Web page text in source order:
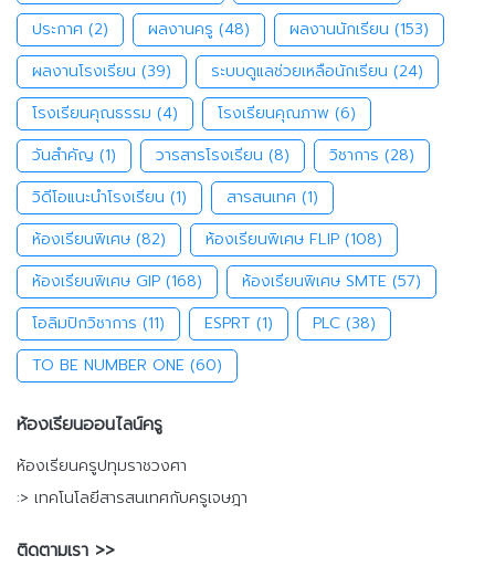
ประกาศ (2) ผลงานครู (48) ผลงานนักเรียน (153)
ผลงานโรงเรียน (39) ระบบดูแลช่วยเหลือนักเรียน (24)
โรงเรียนคุณธรรม (4) โรงเรียนคุณภาพ (6)
วันสำคัญ (1) วารสารโรงเรียน (8) วิชาการ (28)
วิดีโอแนะนำโรงเรียน (1) สารสนเทศ (1)
ห้องเรียนพิเศษ (82) ห้องเรียนพิเศษ FLIP (108)
ห้องเรียนพิเศษ GIP (168) ห้องเรียนพิเศษ SMTE (57)
โอลิมปิกวิชาการ (11) ESPRT (1) PLC (38)
TO BE NUMBER ONE (60)
ห้องเรียนออนไลน์ครู
ห้องเรียนครูปทุมราชวงศา
:> เทคโนโลยีสารสนเทศกับครูเจษฎา
ติดตามเรา >>